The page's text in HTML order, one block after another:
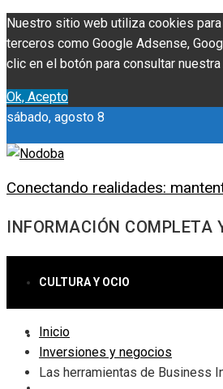
Nuestro sitio web utiliza cookies
terceros como Google Adsense,
clic en el botón para consultar
Ok, Acepto
sábado, agosto 8
Conectando realidades:
INFORMACIÓN COMPLETA
CULTURA Y OCIO
CIENCIA Y TECNOLOGÍA
Inicio
Inversiones y negocios
Las herramientas de Business